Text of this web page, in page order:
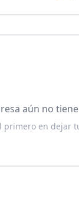
aún no
primero en dejar